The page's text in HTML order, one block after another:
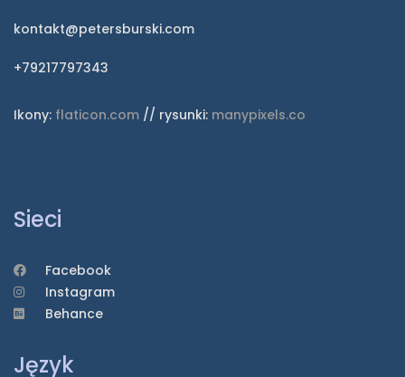
kontakt@petersburski.com
+79217797343
Ikony: flaticon.com // rysunki: manypixels.co
Sieci
Facebook
Instagram
Behance
Język